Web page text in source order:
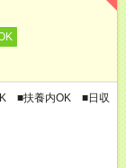
■扶養内OK ■日収